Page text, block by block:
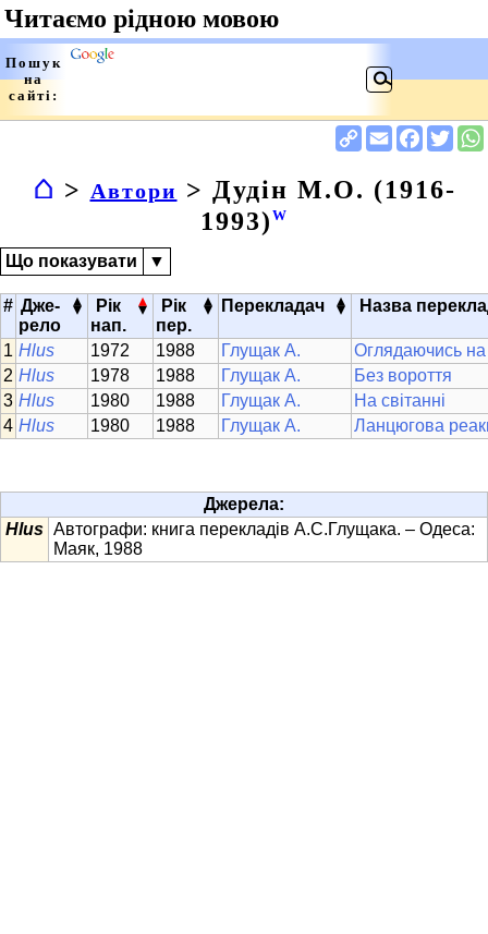
⌂ > Автори > Дудін М.О. (1916-
1993) W
Що показувати ▼
# Дже-
рело
▴
▾
Рік
нап.
▴
▾
Рік
пер.
▴
▾ Перекладач ▴
▾ Назва
Hlus 1972 1988 Глущак А.
Оглядаючись на
Hlus
1978 1988 Глущак А.
Без вороття
Hlus
1980 1988 Глущак А.
На світанні
Hlus
1980 1988 Глущак А. Ланцюгова
Джерела:
Hlus Автографи: книга перекладів А.С.Глущака. – Одеса:
Маяк, 1988